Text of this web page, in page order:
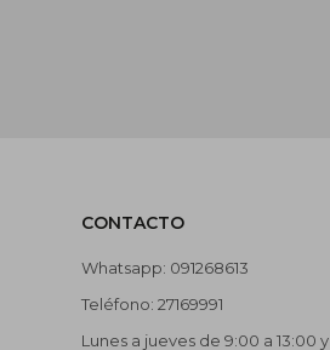
CONTACTO
Whatsapp: 091268613
Teléfono: 27169991
Lunes a jueves de 9:00 a 13:00 y